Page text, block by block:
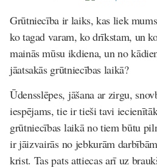
Grūtniecība ir laiks, kas liek
ko tagad varam, ko drīkstam, un
mainās mūsu ikdiena, un no
jāatsakās grūtniecības laikā?
Ūdensslēpes, jāšana ar zirgu,
iespējams, tie ir tieši tavi
grūtniecības laikā no tiem būtu
ir jāizvairās no jebkurām
krist. Tas pats attiecas arī uz